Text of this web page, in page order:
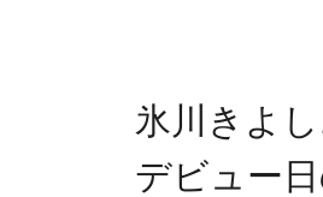
氷川きよ
デビュー